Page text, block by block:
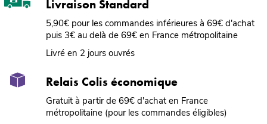
Livraison Standard
5,90€ pour les commandes inférieures à 69€ d'achat
puis 3€ au delà de 69€ en France métropolitaine
Livré en 2 jours ouvrés
Relais Colis économique
Gratuit à partir de 69€ d'achat en France
métropolitaine (pour les commandes éligibles)